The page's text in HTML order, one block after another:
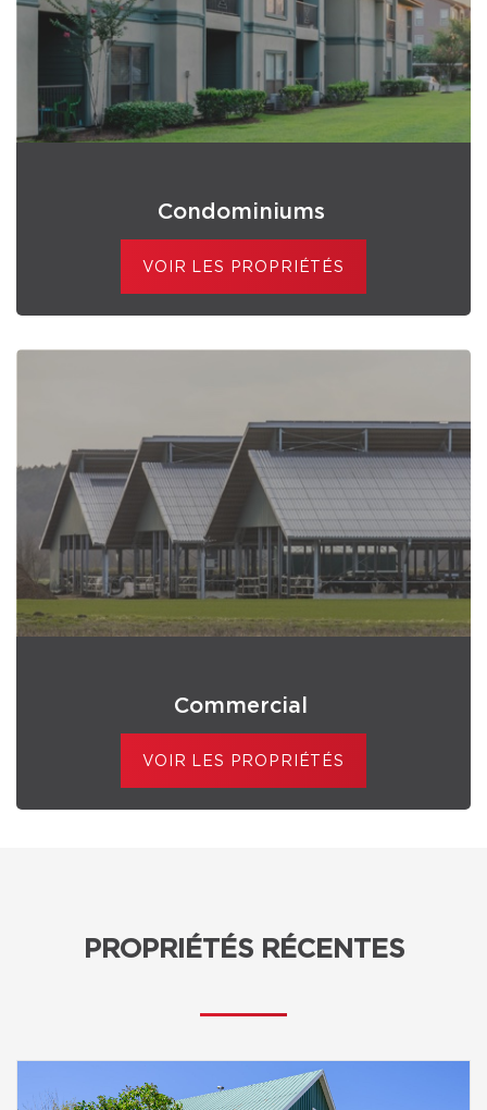
Condominiums
VOIR LES PROPRIÉTÉS
Commercial
VOIR LES PROPRIÉTÉS
PROPRIÉTÉS RÉCENTES